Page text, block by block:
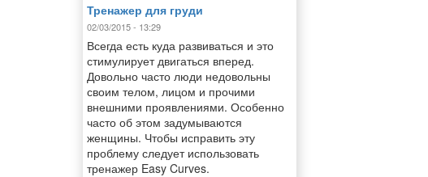
Тренажер для груди
02/03/2015 - 13:29
Всегда есть куда развиваться и это
стимулирует двигаться вперед.
Довольно часто люди недовольны
своим телом, лицом и прочими
внешними проявлениями. Особенно
часто об этом задумываются
женщины. Чтобы исправить эту
проблему следует использовать
тренажер Easy Curves.